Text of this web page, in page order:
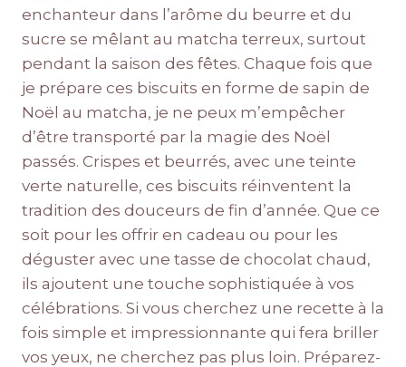
enchanteur dans l’arôme du beurre et du
sucre se mêlant au matcha terreux, surtout
pendant la saison des fêtes. Chaque fois que
je prépare ces biscuits en forme de sapin de
Noël au matcha, je ne peux m’empêcher
d’être transporté par la magie des Noël
passés. Crispes et beurrés, avec une teinte
verte naturelle, ces biscuits réinventent la
tradition des douceurs de fin d’année. Que ce
soit pour les offrir en cadeau ou pour les
déguster avec une tasse de chocolat chaud,
ils ajoutent une touche sophistiquée à vos
célébrations. Si vous cherchez une recette à la
fois simple et impressionnante qui fera briller
vos yeux, ne cherchez pas plus loin. Préparez-